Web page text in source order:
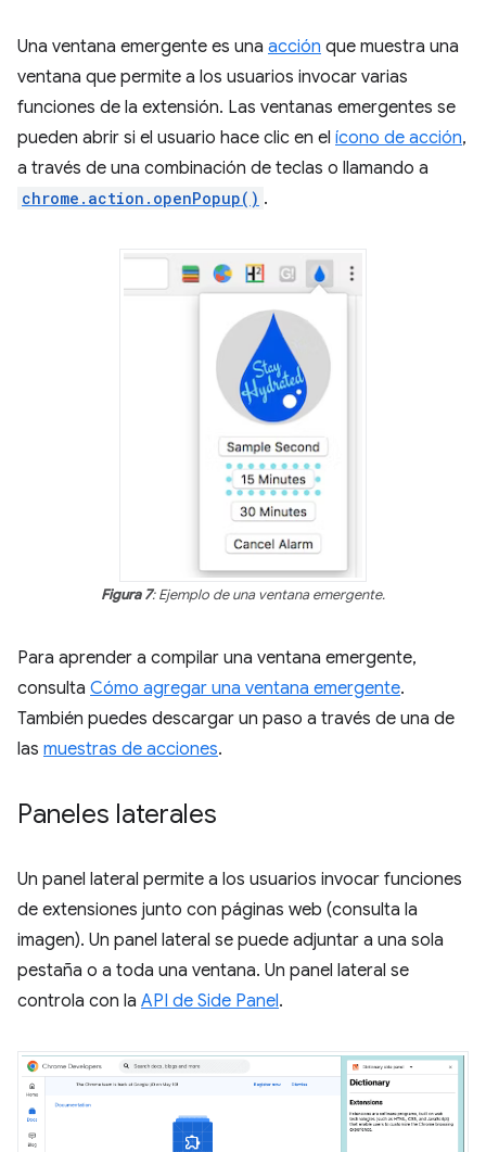
Una ventana emergente es una acción que muestra una
ventana que permite a los usuarios invocar varias
funciones de la extensión. Las ventanas emergentes se
pueden abrir si el usuario hace clic en el ícono de acción,
a través de una combinación de teclas o llamando a
chrome.action.openPopup() .
Figura 7: Ejemplo de una ventana emergente.
Para aprender a compilar una ventana emergente,
consulta Cómo agregar una ventana emergente.
También puedes descargar un paso a través de una de
las muestras de acciones.
Paneles laterales
Un panel lateral permite a los usuarios invocar funciones
de extensiones junto con páginas web (consulta la
imagen). Un panel lateral se puede adjuntar a una sola
pestaña o a toda una ventana. Un panel lateral se
controla con la API de Side Panel.